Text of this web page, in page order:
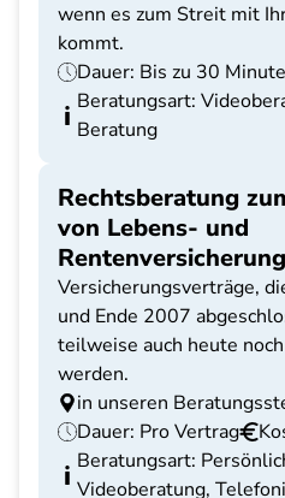
wenn es zum Streit mit
kommt.
Dauer: Bis zu 30
Beratungsart:
Beratung
Rechtsberatung
von Lebens- und
Versicherungsverträge,
und Ende 2007
teilweise auch heute
werden.
in unseren
Dauer: Pro Vertrag
Beratungsart:
Videoberatung,